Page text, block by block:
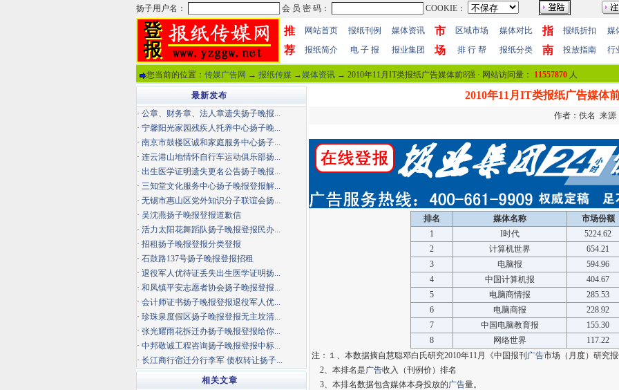
推
荐
网站首页 报纸刊例 媒体资讯
市
场
区域市场 媒体对比
指
南
报纸折扣
媒
报纸简介
电 子 报 报业集团 排 行 帮 报纸分类 投放指南 行
您当前的位置： 传媒广告网 → 报纸传媒 →媒体资讯 → 2010年11月IT类报纸广告媒体前8强 · 网站访问量： 11557870 人
2010年11月IT类报纸广告媒体
作者：佚名 来源
排名 媒体名称
市场份额
1
I时代
5224.62
2
计算机世界
654.21
3
电脑报
594.96
4
中国计算机报
404.67
5
电脑商情报
285.53
6
电脑商报
228.92
7
中国电脑教育报
155.30
8
网络世界
117.22
注：１、本数据摘自慧聪邓白氏研究2010年11月《中国报刊 广告市场（月度）研究
2、本排名是广告收入（刊例价）排名
3、本排名数据包含媒体本身投放的广告量。
最新发布
· 公章、财务章、法人章遗失扬子晚报...
· 宁馨阳光家园残疾人托养中心扬子晚...
· 南京市鼓楼区诚和家庭服务中心扬子...
· 连云港山地情怀自行车运动俱乐部扬...
· 出生医学证明遗失更名公告扬子晚报...
· 三知堂文化服务中心扬子晚报登报解...
· 无锡市惠山区党外知识分子联谊会扬...
· 吴沈燕扬子晚报登报道歉信
· 活力太阳花舞蹈队扬子晚报登报民办...
· 招租扬子晚报登报分类登报
· 石鼓路137号扬子晚报登报招租
· 退役军人优待证丢失出生医学证明扬...
· 和凤镇平安志愿者协会扬子晚报登报...
· 会计师证书扬子晚报登报退役军人优...
· 珍珠泉度假区扬子晚报登报无主坟清...
· 张光耀雨花拆迁办扬子晚报登报给你...
· 中邦敬诚工程咨询扬子晚报登报中标...
· 长江商行宿迁分行李军 债权转让扬子...
相关文章